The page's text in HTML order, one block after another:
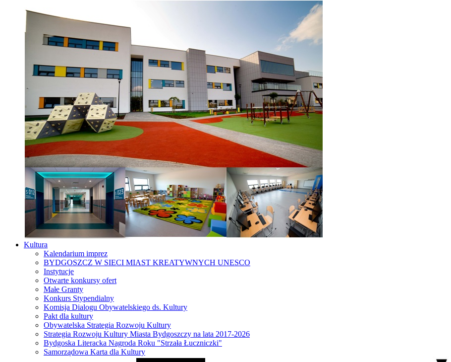
Kultura
Kalendarium imprez
BYDGOSZCZ W SIECI MIAST KREATYWNYCH UNESCO
Instytucje
Otwarte konkursy ofert
Małe Granty
Konkurs Stypendialny
Komisja Dialogu Obywatelskiego ds. Kultury
Pakt dla kultury
Obywatelska Strategia Rozwoju Kultury
Strategia Rozwoju Kultury Miasta Bydgoszczy na lata 2017-2026
Bydgoska Literacka Nagroda Roku "Strzała Łuczniczki"
Samorządowa Karta dla Kultury